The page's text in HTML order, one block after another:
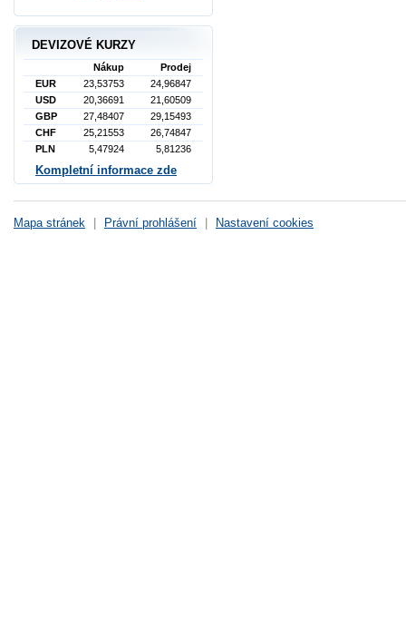
DEVIZOVÉ KURZY
Nákup
Prodej
EUR
23,53753
24,96847
USD
20,36691
21,60509
GBP
27,48407
29,15493
CHF
25,21553
26,74847
PLN
5,47924 5,81236
Kompletní informace zde
Mapa stránek Právní prohlášení Nastavení cookies